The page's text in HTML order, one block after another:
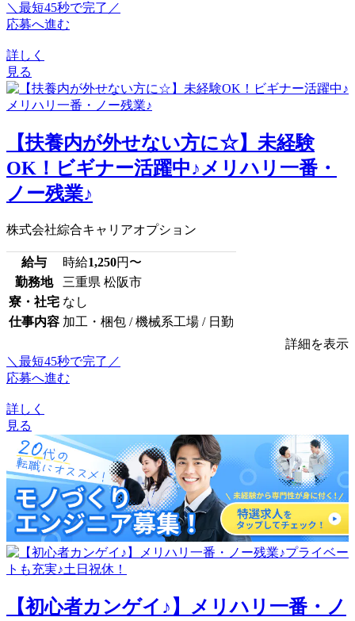
＼最短45秒で完了／
応募へ進む
詳しく
見る
【扶養内が外せない方に☆】未経験
OK！ビギナー活躍中♪メリハリ一番・
ノー残業♪
株式会社綜合キャリアオプション
給与 時給1,250円〜
勤務地
三重県 松阪市
寮・社宅 なし
仕事内容 加工・梱包 / 機械系工場 / 日勤
詳細を表示
＼最短45秒で完了／
応募へ進む
詳しく
見る
【初心者カンゲイ♪】メリハリ一番・ノ